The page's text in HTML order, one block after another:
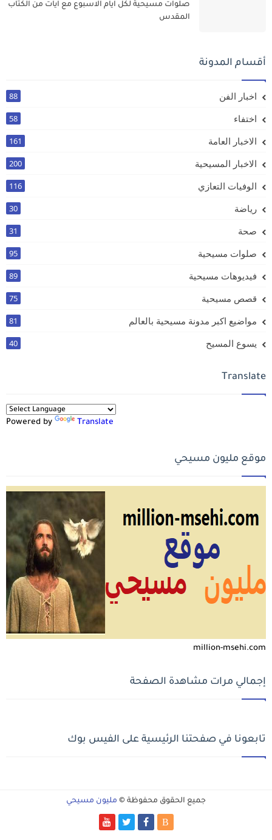
صلوات مسيحية لكل ايام الاسبوع مع ايات من الكتاب
المقدس
أقسام المدونة
اخبار الفن 88
اختفاء 58
الاخبار العامة 161
الاخبار المسيحية 200
الوفيات التعازي 116
رياضة 30
صحة 31
صلوات مسيحية 95
فيديوهات مسيحية 89
قصص مسيحية 75
مواضيع اكبر مدونة مسيحية بالعالم 81
يسوع المسيح 40
Translate
Powered by Translate
موقع مليون مسيحي
million-msehi.com
إجمالي مرات مشاهدة الصفحة
تابعونا في صفحتنا الرئيسية على الفيس بوك
جميع الحقوق محفوظة © مليون مسيحي